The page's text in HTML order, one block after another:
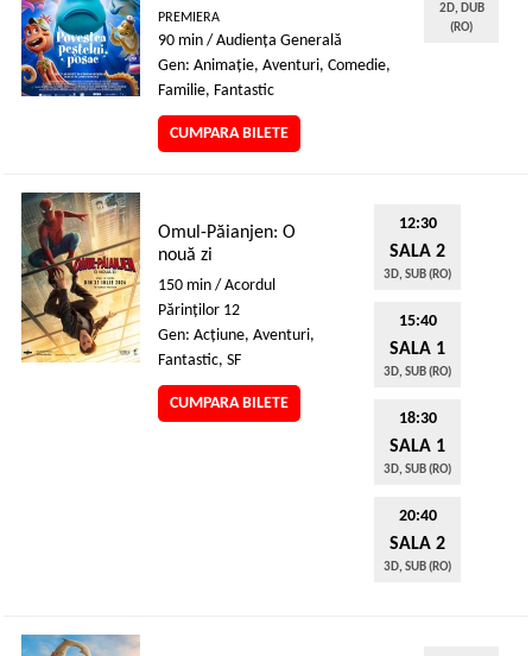
PREMIERA
90 min / Audienţa Generală
Gen: Animaţie, Aventuri, Comedie,
Familie, Fantastic
CUMPARA BILETE
2D, DUB
(RO)
Omul-Păianjen: O
nouă zi
150 min / Acordul
Părinţilor 12
Gen: Acţiune, Aventuri,
Fantastic, SF
CUMPARA BILETE
12:30
SALA 2
3D, SUB (RO)
15:40
SALA 1
3D, SUB (RO)
18:30
SALA 1
3D, SUB (RO)
20:40
SALA 2
3D, SUB (RO)